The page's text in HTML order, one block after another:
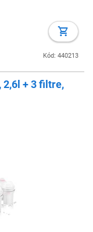
Kód: 440213
2,6l + 3 filtre,